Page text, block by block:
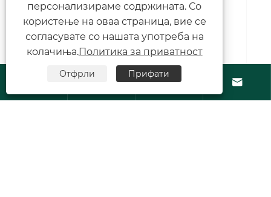
Зошто ACYW135 менингококната
полисахаридна вакцина е неопходна
за глобалните кампањи за
превенција од менингитис?
Гледај Повеќе >>
 
персонализираме содржината. Со
користење на оваа страница, вие се
согласувате со нашата употреба на
колачиња.Политика за приватност
Отфрли Прифати